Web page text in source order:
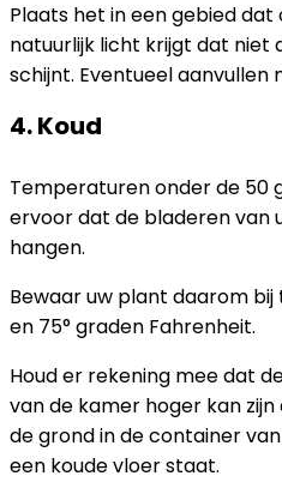
Plaats het in een gebied
natuurlijk licht krijgt dat niet
schijnt. Eventueel aanvullen
4. Koud
Temperaturen onder de 50
ervoor dat de bladeren van
hangen.
Bewaar uw plant daarom
en 75° graden Fahrenheit.
Houd er rekening mee dat
van de kamer hoger kan
de grond in de container
een koude vloer staat.